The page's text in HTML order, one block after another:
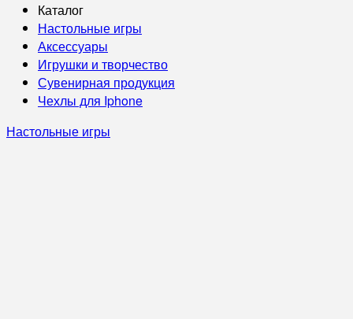
Каталог
Настольные игры
Аксессуары
Игрушки и творчество
Сувенирная продукция
Чехлы для Iphone
Настольные игры